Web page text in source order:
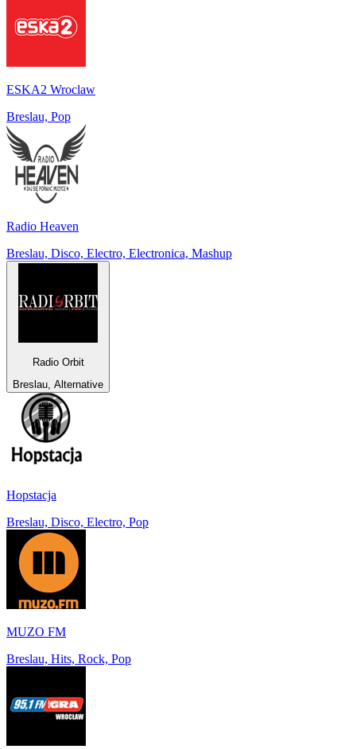
ESKA2 Wroclaw
Breslau, Pop
Radio Heaven
Breslau, Disco, Electro, Electronica, Mashup
Radio Orbit
Breslau, Alternative
Hopstacja
Breslau, Disco, Electro, Pop
MUZO FM
Breslau, Hits, Rock, Pop